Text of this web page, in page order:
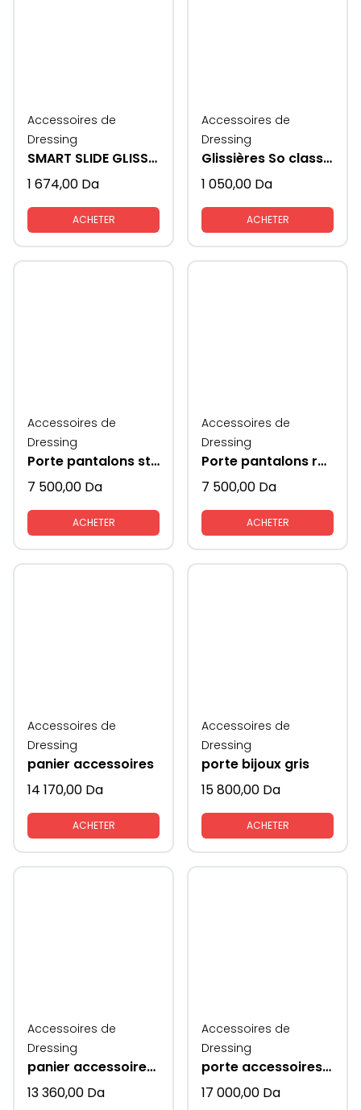
Accessoires de
Dressing
SMART SLIDE GLISSIERE AVEC FREIN
1 674,00 Da
ACHETER
Accessoires de
Dressing
Glissières So class black avec piston
1 050,00 Da
ACHETER
Accessoires de
Dressing
Porte pantalons style antenne 1 seul coté
7 500,00 Da
ACHETER
Accessoires de
Dressing
Porte pantalons rabattable
7 500,00 Da
ACHETER
Accessoires de
Dressing
panier accessoires
14 170,00 Da
ACHETER
Accessoires de
Dressing
porte bijoux gris
15 800,00 Da
ACHETER
Accessoires de
Dressing
panier accessoires+ pantalons gris
13 360,00 Da
Accessoires de
Dressing
porte accessoires rangements gris + orange
17 000,00 Da